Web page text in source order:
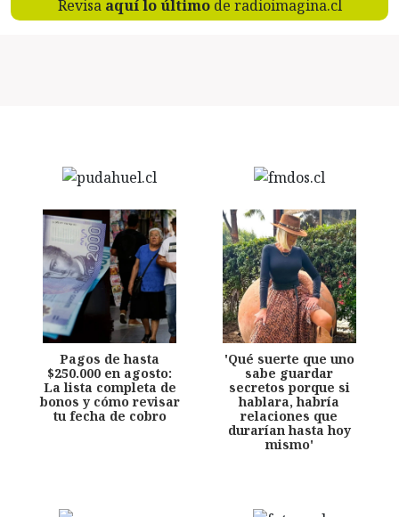
Revisa aquí lo últimode radioimagina.cl
Pagos de hasta
$250.000 en agosto:
La lista completa de
bonos y cómo revisar
tu fecha de cobro
'Qué suerte que uno
sabe guardar
secretos porque si
hablara, habría
relaciones que
durarían hasta hoy
mismo'